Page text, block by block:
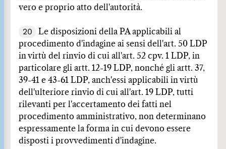
vero e proprio atto dell'autorità.
20
Le disposizioni della PA applicabili al
procedimento d'indagine ai sensi dell'art. 50 LDP
in virtù del rinvio di cui all'art. 52 cpv. 1 LDP, in
particolare gli artt. 12-19 LDP, nonché gli artt. 37,
39-41 e 43-61 LDP, anch'essi applicabili in virtù
dell'ulteriore rinvio di cui all'art. 19 LDP, tutti
rilevanti per l'accertamento dei fatti nel
procedimento amministrativo, non determinano
espressamente la forma in cui devono essere
disposti i provvedimenti d'indagine.